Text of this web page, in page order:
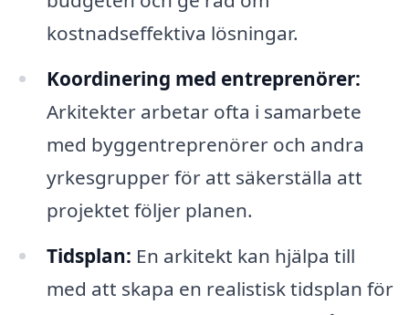
kostnadseffektiva lösningar.
Koordinering med entreprenörer:
Arkitekter arbetar ofta i samarbete
med byggentreprenörer och andra
yrkesgrupper för att säkerställa att
projektet följer planen.
Tidsplan: En arkitekt kan hjälpa till
med att skapa en realistisk tidsplan för